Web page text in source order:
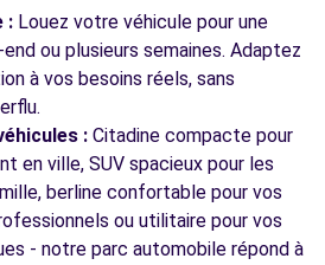
les agences
: Louez votre véhicule pour une
ou plusieurs semaines. Adaptez
à vos besoins réels, sans
: Citadine compacte pour
en ville, SUV spacieux pour les
berline confortable pour vos
ou utilitaire pour vos
- notre parc automobile répond à